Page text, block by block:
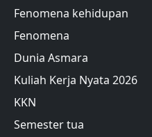
Fenomena kehidupan
Fenomena
Dunia Asmara
Kuliah Kerja Nyata 2026
KKN
Semester tua